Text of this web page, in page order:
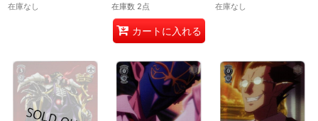
在庫なし 在庫数 2点
カートに入れる
在庫なし